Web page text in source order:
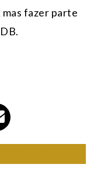
fazer parte